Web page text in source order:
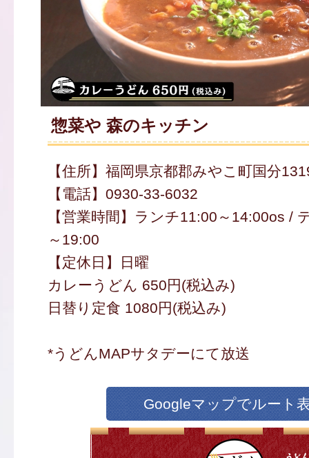
惣菜や 森のキッチン
【住所】福岡県京都郡みやこ町国分
【電話】0930-33-6032
【営業時間】ランチ11:00～14:00os /
～19:00
【定休日】日曜
カレーうどん 650円(税込み)
日替り定食 1080円(税込み)
*うどんMAPサタデーにて放送
Googleマップでルート